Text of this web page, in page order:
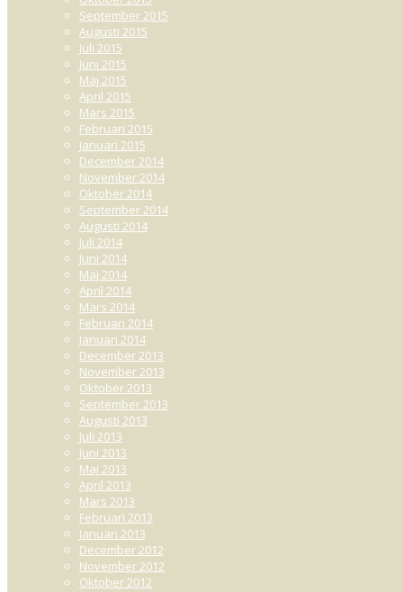
September 2015
Augusti 2015
Juli 2015
Juni 2015
Maj 2015
April 2015
Mars 2015
Februari 2015
Januari 2015
December 2014
November 2014
Oktober 2014
September 2014
Augusti 2014
Juli 2014
Juni 2014
Maj 2014
April 2014
Mars 2014
Februari 2014
Januari 2014
December 2013
November 2013
Oktober 2013
September 2013
Augusti 2013
Juli 2013
Juni 2013
Maj 2013
April 2013
Mars 2013
Februari 2013
Januari 2013
December 2012
November 2012
Oktober 2012